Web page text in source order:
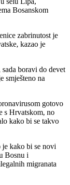
Bosanskom
zabrinutost je
kazao je
boravi do devet
smješteno na
gotovo
s Hrvatskom, no
kako bi se takvo
kako bi se novi
Bosnu i
migranata